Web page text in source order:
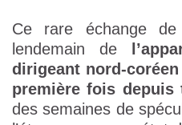
Ce rare échange
lendemain de
dirigeant nord-
première fois depuis
des semaines de